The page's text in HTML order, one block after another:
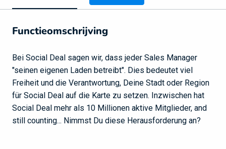
Functieomschrijving
Bei Social Deal sagen wir, dass jeder Sales Manager
"seinen eigenen Laden betreibt". Dies bedeutet viel
Freiheit und die Verantwortung, Deine Stadt oder Region
für Social Deal auf die Karte zu setzen. Inzwischen hat
Social Deal mehr als 10 Millionen aktive Mitglieder, and
still counting... Nimmst Du diese Herausforderung an?